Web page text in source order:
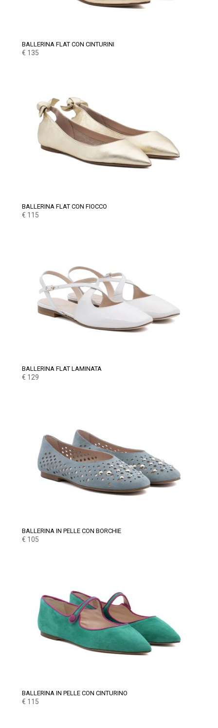
BALLERINA FLAT CON CINTURINI
€ 135
BALLERINA FLAT CON FIOCCO
€ 115
BALLERINA FLAT LAMINATA
€ 129
BALLERINA IN PELLE CON BORCHIE
€ 105
BALLERINA IN PELLE CON CINTURINO
€ 115